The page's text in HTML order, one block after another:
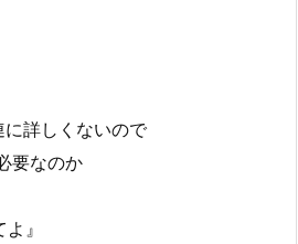
に詳しくないので
要なのか
』